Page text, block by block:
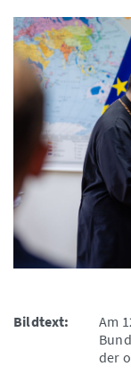
Bildtext:
Am
der